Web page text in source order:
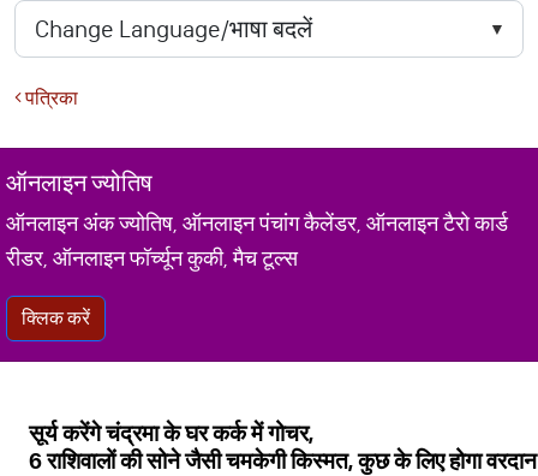
पत्रिका
ऑनलाइन ज्योतिष
ऑनलाइन अंक ज्योतिष, ऑनलाइन पंचांग कैलेंडर, ऑनलाइन टैरो कार्ड
रीडर, ऑनलाइन फॉर्च्यून कुकी, मैच टूल्स
क्लिक करें
सूर्य करेंगे चंद्रमा के घर कर्क में गोचर,
6 राशिवालों की सोने जैसी चमकेगी किस्मत, कुछ के लिए होगा